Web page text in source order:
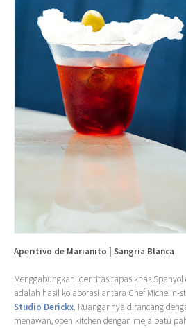
Aperitivo de Marianito | Sangria Blanca
Menggabungkan identitas tapas khas
adalah hasil kolaborasi antara Chef Michelin-
Studio Derickx. Ruangannya dirancang
menawan, open kitchen dengan meja batu